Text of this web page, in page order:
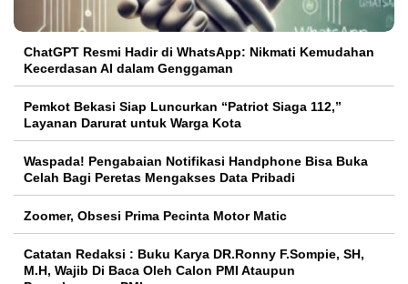
ChatGPT Resmi Hadir di WhatsApp: Nikmati Kemudahan
Kecerdasan AI dalam Genggaman
Pemkot Bekasi Siap Luncurkan “Patriot Siaga 112,”
Layanan Darurat untuk Warga Kota
Waspada! Pengabaian Notifikasi Handphone Bisa Buka
Celah Bagi Peretas Mengakses Data Pribadi
Zoomer, Obsesi Prima Pecinta Motor Matic
Catatan Redaksi : Buku Karya DR.Ronny F.Sompie, SH,
M.H, Wajib Di Baca Oleh Calon PMI Ataupun